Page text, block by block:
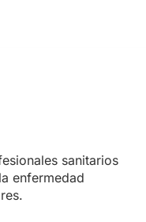
sanitarios
enfermedad